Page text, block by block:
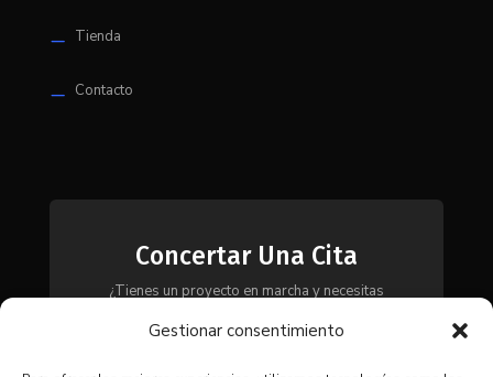
Gestionar consentimiento
K Tienda
K Contacto
Concertar Una Cita
¿Tienes un proyecto en marcha y necesitas
contacto con nosotros y te asesoraremos para